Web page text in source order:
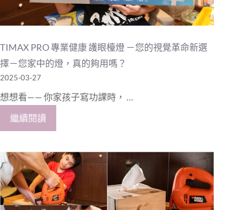
TIMAX PRO 專業健康 護眼檯燈 －您的視覺革命新選
擇－您家中的燈，真的夠用嗎？
2025-03-27
想想看—— 你家孩子寫功課時， …
繼續閱讀